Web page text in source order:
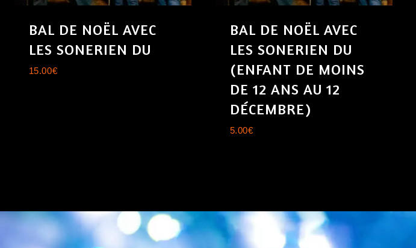
BAL DE NOËL AVEC
LES SONERIEN DU
15.00€
BAL DE NOËL AVEC
LES SONERIEN DU
(ENFANT DE MOINS
DE 12 ANS AU 12
DÉCEMBRE)
5.00€